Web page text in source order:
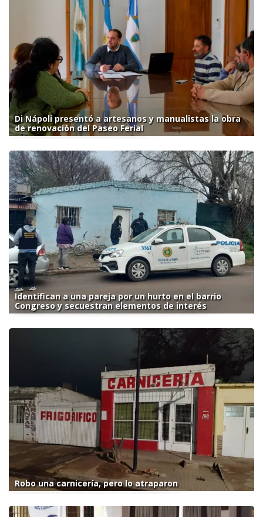
Di Nápoli presentó a artesanos y manualistas la obra
de renovación del Paseo Ferial
Identifican a una pareja por un hurto en el barrio
Congreso y secuestran elementos de interés
Robo una carnicería, pero lo atraparon